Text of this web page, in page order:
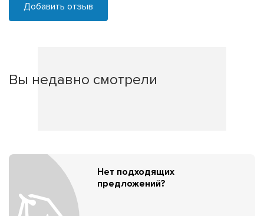
Добавить отзыв
Вы недавно смотрели
Нет подходящих
предложений?